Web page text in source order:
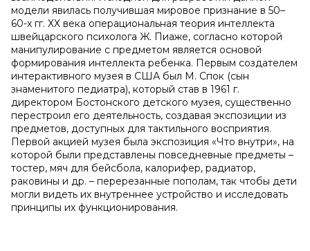
модели явилась получившая мировое признание в 50–
60-х гг. ХХ века операциональная теория интеллекта
швейцарского психолога Ж. Пиаже, согласно которой
манипулирование с предметом является основой
формирования интеллекта ребенка. Первым создателем
интерактивного музея в США был М. Спок (сын
знаменитого педиатра), который став в 1961 г.
директором Бостонского детского музея, существенно
перестроил его деятельность, создавая экспозиции из
предметов, доступных для тактильного восприятия.
Первой акцией музея была экспозиция «Что внутри», на
которой были представлены повседневные предметы –
тостер, мяч для бейсбола, калорифер, радиатор,
раковины и др. – перерезанные пополам, так чтобы дети
могли видеть их внутреннее устройство и исследовать
принципы их функционирования.